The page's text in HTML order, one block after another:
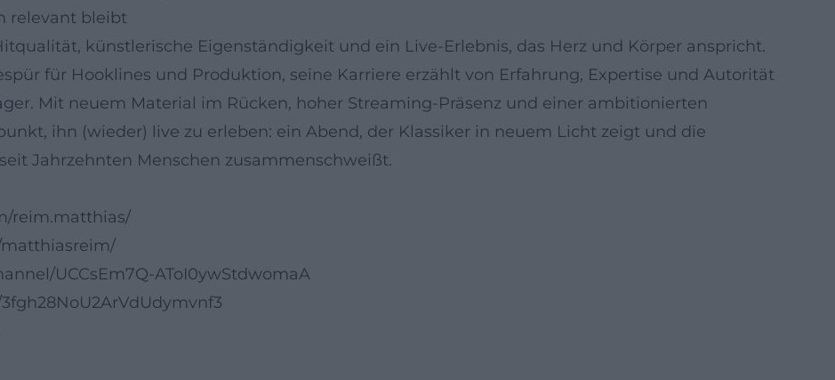
relevant bleibt
künstlerische Eigenständigkeit und ein Live-Erlebnis, das Herz und Körper anspricht.
für Hooklines und Produktion, seine Karriere erzählt von Erfahrung, Expertise und Autorität
Mit neuem Material im Rücken, hoher Streaming-Präsenz und einer ambitionierten
ihn (wieder) live zu erleben: ein Abend, der Klassiker in neuem Licht zeigt und die
Jahrzehnten Menschen zusammenschweißt.
reim.matthias/
UCCsEm7Q-AToI0ywStdwomaA